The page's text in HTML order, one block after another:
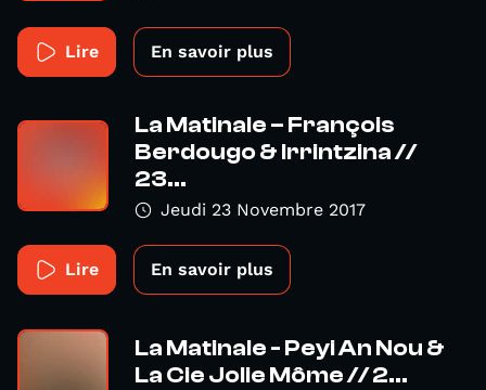
Lire En savoir plus
La Matinale – François
Berdougo & Irrintzina //
23...
Jeudi 23 Novembre 2017
Lire En savoir plus
La Matinale - Peyi An Nou &
La Cie Jolie Môme // 2...